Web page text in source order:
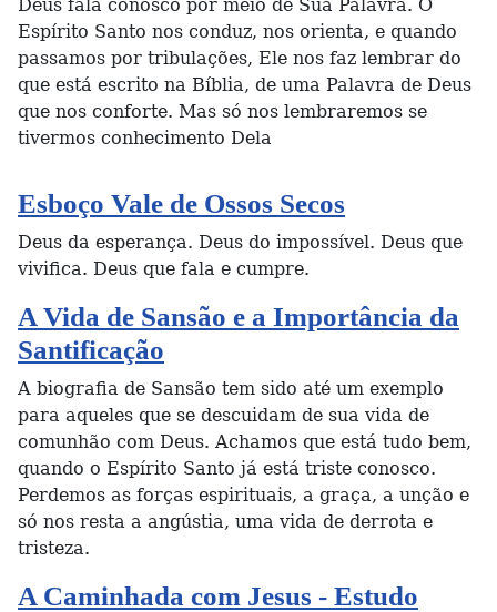
Deus fala conosco por meio de Sua Palavra. O
Espírito Santo nos conduz, nos orienta, e quando
passamos por tribulações, Ele nos faz lembrar do
que está escrito na Bíblia, de uma Palavra de Deus
que nos conforte. Mas só nos lembraremos se
tivermos conhecimento Dela
Esboço Vale de Ossos Secos
Deus da esperança. Deus do impossível. Deus que
vivifica. Deus que fala e cumpre.
A Vida de Sansão e a Importância da
Santificação
A biografia de Sansão tem sido até um exemplo
para aqueles que se descuidam de sua vida de
comunhão com Deus. Achamos que está tudo bem,
quando o Espírito Santo já está triste conosco.
Perdemos as forças espirituais, a graça, a unção e
só nos resta a angústia, uma vida de derrota e
tristeza.
A Caminhada com Jesus - Estudo